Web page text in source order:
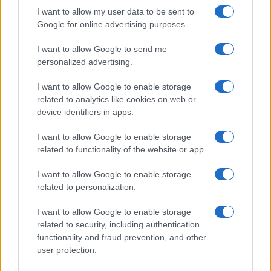
I want to allow my user data to be sent to
Google for online advertising purposes.
I want to allow Google to send me
personalized advertising.
I want to allow Google to enable storage
related to analytics like cookies on web or
device identifiers in apps.
I want to allow Google to enable storage
related to functionality of the website or app.
I want to allow Google to enable storage
related to personalization.
I want to allow Google to enable storage
related to security, including authentication
functionality and fraud prevention, and other
user protection.
Danimarca al voto: ecco le proposte
della destra liberale
30 Ottobre 2022, 5:50